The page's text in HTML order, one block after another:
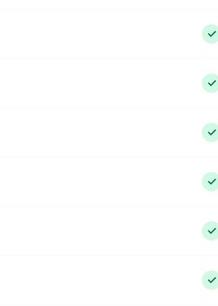
✓
✓
✓
✓
✓
✓